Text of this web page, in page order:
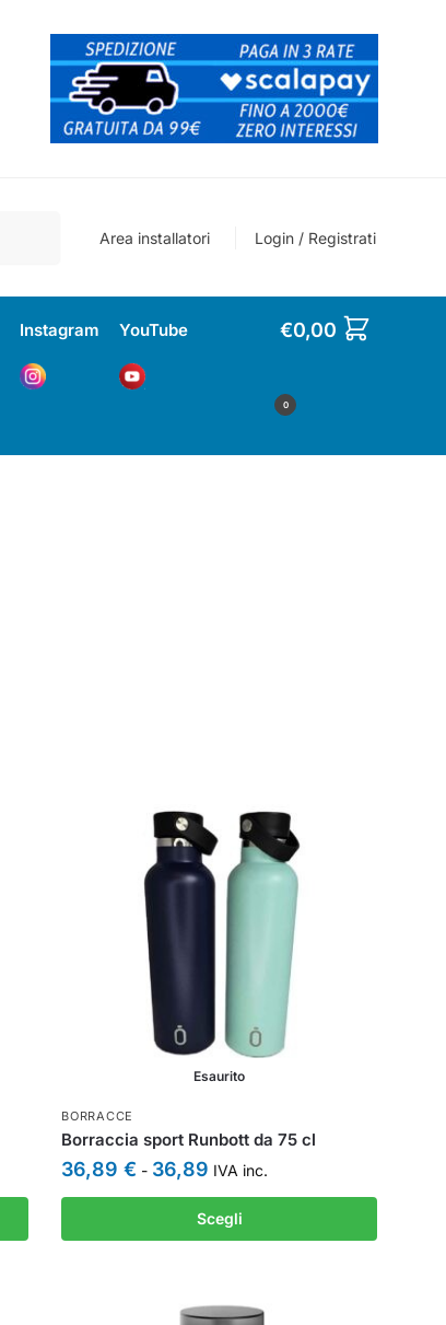
Area installatori Login / Registrati
Instagram YouTube €0,00
0
Esaurito
BORRACCE
Borraccia sport Runbott da 75 cl
36,89€ - 36,89 IVA inc.
Scegli